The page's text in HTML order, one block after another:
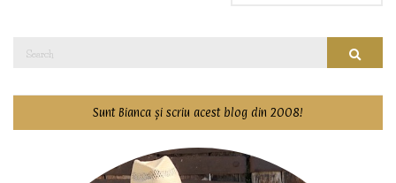
Sunt Bianca și scriu acest blog din 2008!